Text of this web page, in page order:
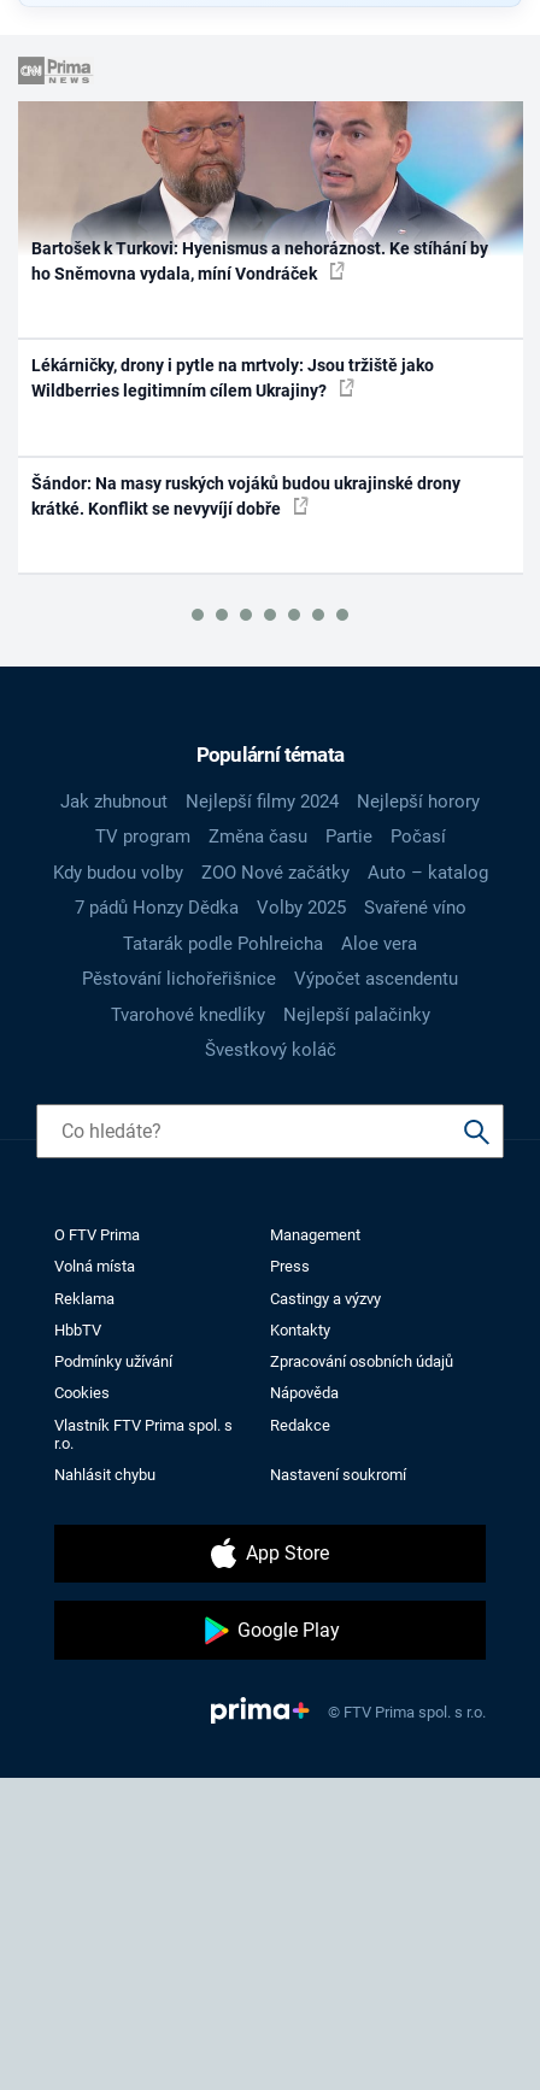
Bartošek k Turkovi: Hyenismus a nehoráznost. Ke stíhání by
ho Sněmovna vydala, míní Vondráček
Lékárničky, drony i pytle na mrtvoly: Jsou tržiště jako
Wildberries legitimním cílem Ukrajiny?
Šándor: Na masy ruských vojáků budou ukrajinské drony
krátké. Konflikt se nevyvíjí dobře
Populární témata
Jak zhubnout Nejlepší filmy 2024
Nejlepší horory
TV program
Změna času Partie
Počasí
Kdy budou volby
ZOO Nové začátky
Auto – katalog
7 pádů Honzy Dědka
Volby 2025
Svařené víno
Tatarák podle Pohlreicha
Aloe vera
Pěstování lichořeřišnice
Výpočet ascendentu
Tvarohové knedlíky
Nejlepší palačinky
Švestkový koláč
O FTV Prima
Management
Volná místa
Press
Reklama
Castingy a výzvy
HbbTV
Kontakty
Podmínky užívání
Zpracování osobních údajů
Cookies
Nápověda
Vlastník FTV Prima spol. s
r.o.
Redakce
Nahlásit chybu Nastavení soukromí
App Store
Google Play
© FTV Prima spol. s r.o.